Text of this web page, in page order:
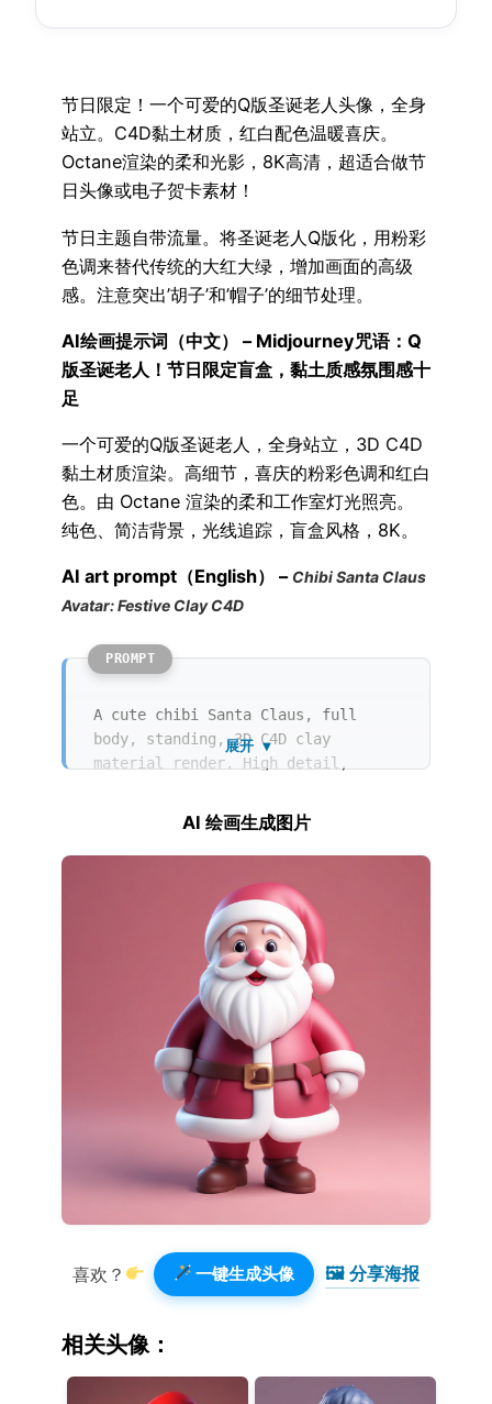
节日限定！一个可爱的Q版圣诞老人头像，全身
站立。C4D黏土材质，红白配色温暖喜庆。
Octane渲染的柔和光影，8K高清，超适合做节
日头像或电子贺卡素材！
节日主题自带流量。将圣诞老人Q版化，用粉彩
色调来替代传统的大红大绿，增加画面的高级
感。注意突出’胡子’和’帽子’的细节处理。
AI绘画提示词（中文） – Midjourney咒语：Q
版圣诞老人！节日限定盲盒，黏土质感氛围感十
足
一个可爱的Q版圣诞老人，全身站立，3D C4D
黏土材质渲染。高细节，喜庆的粉彩色调和红白
色。由 Octane 渲染的柔和工作室灯光照亮。
纯色、简洁背景，光线追踪，盲盒风格，8K。
AI art prompt（English） – Chibi Santa Claus
Avatar: Festive Clay C4D
A cute chibi Santa Claus, full
body, standing, 3D C4D clay
material render. High detail,
red/white palette. Soft studio
lighting provided by Octane render.
Solid, clean background, ray
tracing, blind box aesthetic, 8k.
展开 ▼
AI 绘画生成图片
喜欢？ 一键生成头像 🖼 分享海报️
相关头像：